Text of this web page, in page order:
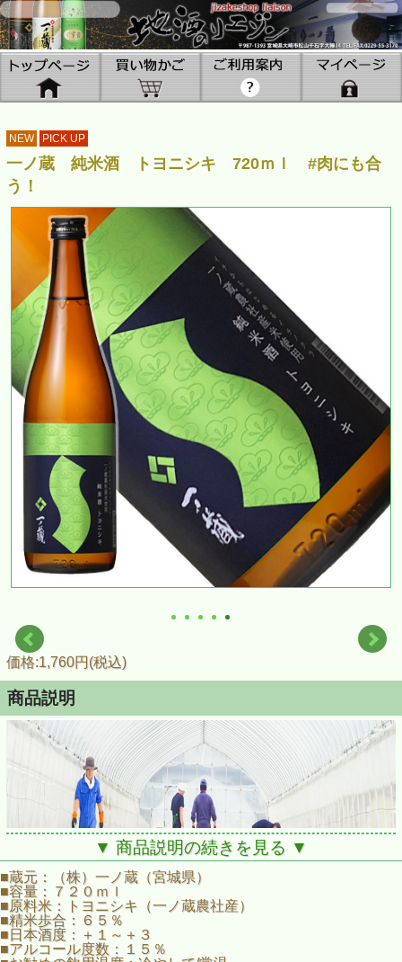
NEW PICK UP
一ノ蔵 純米酒 トヨニシキ 720ｍｌ #肉にも合
う！
価格:1,760円(税込)
商品説明
宮城県の蔵元一ノ蔵の
若手が立ち上げた新プロジェクト
▼ 商品説明の続きを見る ▼
■蔵元：（株）一ノ蔵（宮城県）
■容量：７２０ｍｌ
■原料米：トヨニシキ（一ノ蔵農社産）
■精米歩合：６５％
■日本酒度：＋１～＋３
■アルコール度数：１５％